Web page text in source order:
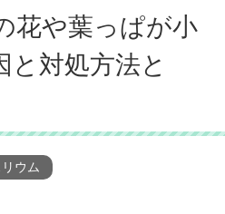
花や葉っぱが小
と対処方法と
ウム